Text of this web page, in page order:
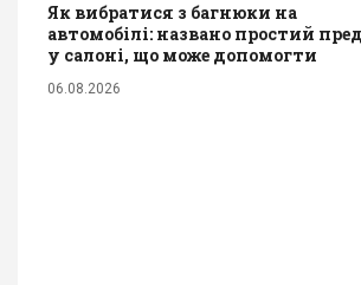
Як вибратися з багнюки на
автомобілі: названо простий
у салоні, що може допомогти
06.08.2026